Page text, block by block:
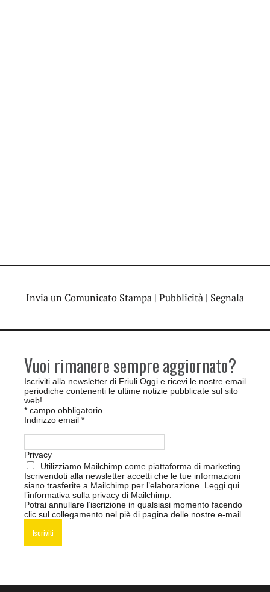
Invia un Comunicato Stampa | Pubblicità | Segnala
Vuoi rimanere sempre aggiornato?
Iscriviti alla newsletter di Friuli Oggi e ricevi le nostre email
periodiche contenenti le ultime notizie pubblicate sul sito
web!
* campo obbligatorio
Indirizzo email *
Privacy
Utilizziamo Mailchimp come piattaforma di marketing.
Iscrivendoti alla newsletter accetti che le tue informazioni
siano trasferite a Mailchimp per l’elaborazione. Leggi qui
l’informativa sulla privacy di Mailchimp.
Potrai annullare l’iscrizione in qualsiasi momento facendo
clic sul collegamento nel piè di pagina delle nostre e-mail.